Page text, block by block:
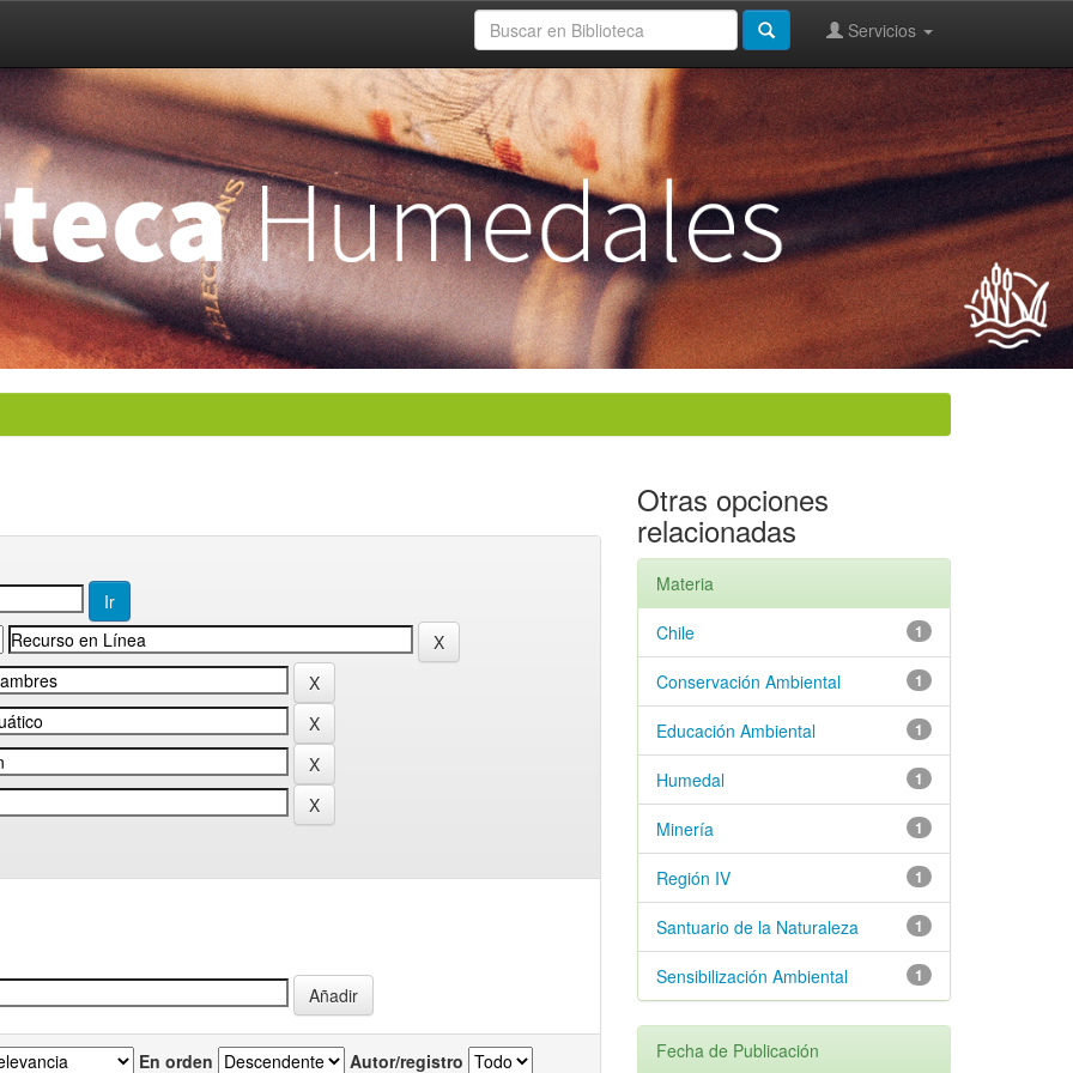
Servicios
En orden Autor/registro
Otras opciones
relacionadas
Materia
1
Chile
1
Conservación Ambiental
1
Educación Ambiental
1
Humedal
1
Minería
1
Región IV
1
Santuario de la Naturaleza
1
Sensibilización Ambiental
Fecha de Publicación